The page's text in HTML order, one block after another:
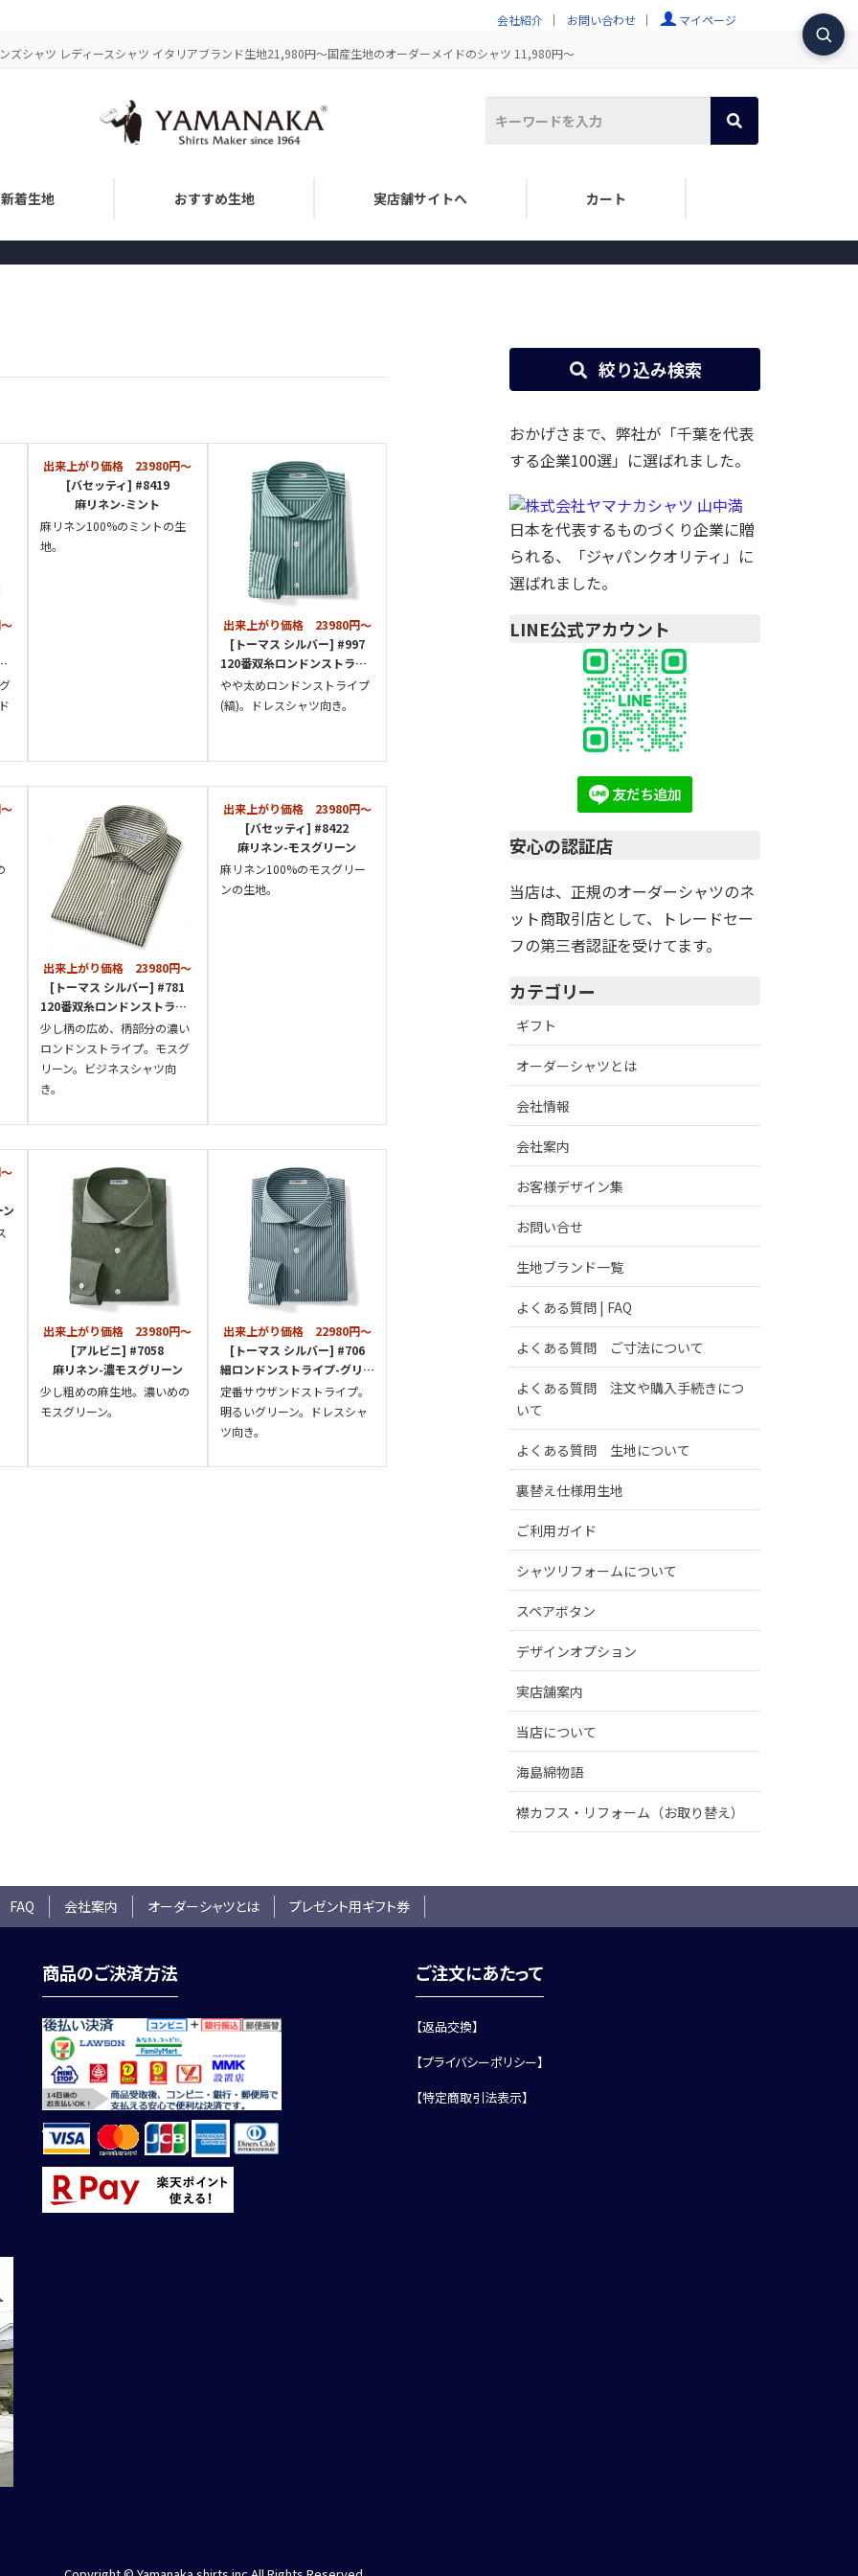
会社紹介 お問い合わせ マイページ
ズシャツ レディースシャツ イタリアブランド生地21,980円～国産生地のオーダーメイドのシャツ 11,980円～
新着生地 おすすめ生地 実店舗サイトへ カート
出来上がり価格 23980円～
[バセッティ] #8419
麻リネン-ミント
麻リネン100%のミントの生
地。
出来上がり価格 23980円～
[トーマス シルバー] #997
120番双糸ロンドンストライプ-グリーン
やや太めロンドンストライプ
(縞)。ドレスシャツ向き。
出来上がり価格 23980円～
[トーマス シルバー] #781
120番双糸ロンドンストライプ-モスグリーン
少し柄の広め、柄部分の濃い
ロンドンストライプ。モスグ
リーン。ビジネスシャツ向
き。
出来上がり価格 23980円～
[バセッティ] #8422
麻リネン-モスグリーン
麻リネン100%のモスグリー
ンの生地。
ン
出来上がり価格 23980円～
[アルビニ] #7058
麻リネン-濃モスグリーン
少し粗めの麻生地。濃いめの
モスグリーン。
出来上がり価格 22980円～
[トーマス シルバー] #706
細ロンドンストライプ-グリーン
定番サウザンドストライプ。
明るいグリーン。ドレスシャ
ツ向き。
絞り込み検索
おかげさまで、弊社が「千葉を代表
する企業100選」に選ばれました。
日本を代表するものづくり企業に贈
られる、「ジャパンクオリティ」に
選ばれました。
LINE公式アカウント
安心の認証店
当店は、正規のオーダーシャツのネ
ット商取引店として、トレードセー
フの第三者認証を受けてます。
カテゴリー
ギフト
オーダーシャツとは
会社情報
会社案内
お客様デザイン集
お問い合せ
生地ブランド一覧
よくある質問 | FAQ
よくある質問 ご寸法について
よくある質問 注文や購入手続きにつ
いて
よくある質問 生地について
裏替え仕様用生地
ご利用ガイド
シャツリフォームについて
スペアボタン
デザインオプション
実店舗案内
当店について
海島綿物語
襟カフス・リフォーム（お取り替え）
FAQ 会社案内 オーダーシャツとは プレゼント用ギフト券
商品のご決済方法 ご注文にあたって
【返品交換】
【プライバシーポリシー】
【特定商取引法表示】